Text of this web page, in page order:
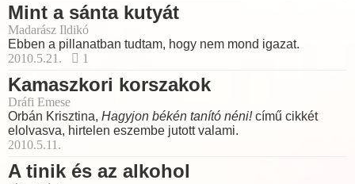
Mint a sánta kutyát
Madarász Ildikó
Ebben a pillanatban tudtam, hogy nem mond igazat.
2010.5.21.
1
Kamaszkori korszakok
Dráfi Emese
Orbán Krisztina, Hagyjon békén tanító néni!című cikkét
elolvasva, hirtelen eszembe jutott valami.
2010.5.11.
A tinik és az alkohol